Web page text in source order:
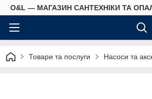
O&L — МАГАЗИН САНТЕХНІКИ ТА
Товари та послуги Насоси та